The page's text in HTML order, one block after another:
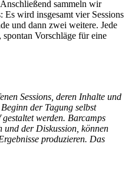
sammeln wir
Es wird insgesamt vier Sessions
und dann zwei weitere. Jede
Vorschläge für eine
Sessions, deren Inhalte und
der Tagung selbst
werden. Barcamps
und der Diskussion, können
produzieren. Das